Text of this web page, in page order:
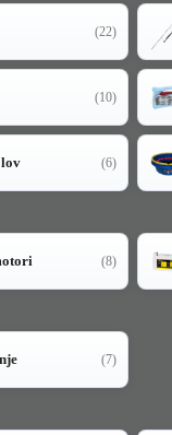
(22)
(10)
(6)
(8)
(7)